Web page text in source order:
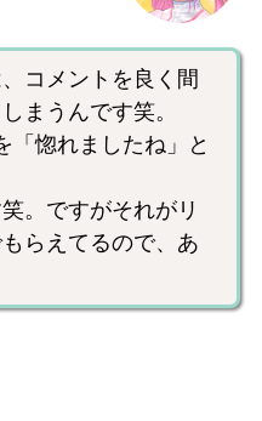
コメントを良く間
まうんです笑。
「惚れましたね」と
。ですがそれがリ
らえてるので、あ